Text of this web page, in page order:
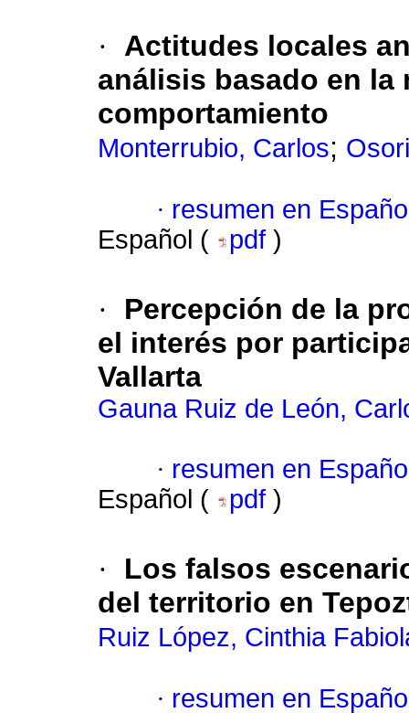
·
Actitudes locales
análisis basado en la
comportamiento
Monterrubio, Carlos;
· resumen en
Español (
pdf )
·
Percepción de la
el interés por
Vallarta
Gauna Ruiz de León,
· resumen en
Español (
pdf )
·
Los falsos
del territorio en
Ruiz López, Cinthia
· resumen en